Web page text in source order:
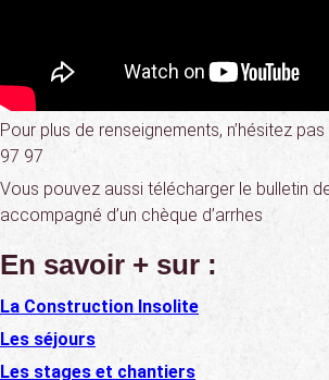
Pour plus de renseignements, n’hésitez
97 97
Vous pouvez aussi télécharger le bulletin
accompagné d’un chèque d’arrhes
En savoir + sur :
La Construction Insolite
Les séjours
Les stages et chantiers